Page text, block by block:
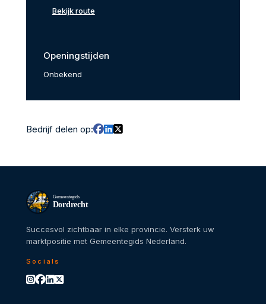
Bekijk route
Openingstijden
Onbekend
Bedrijf delen op:
Gemeentegids
Dordrecht
Succesvol zichtbaar in elke provincie. Versterk uw
marktpositie met Gemeentegids Nederland.
Socials